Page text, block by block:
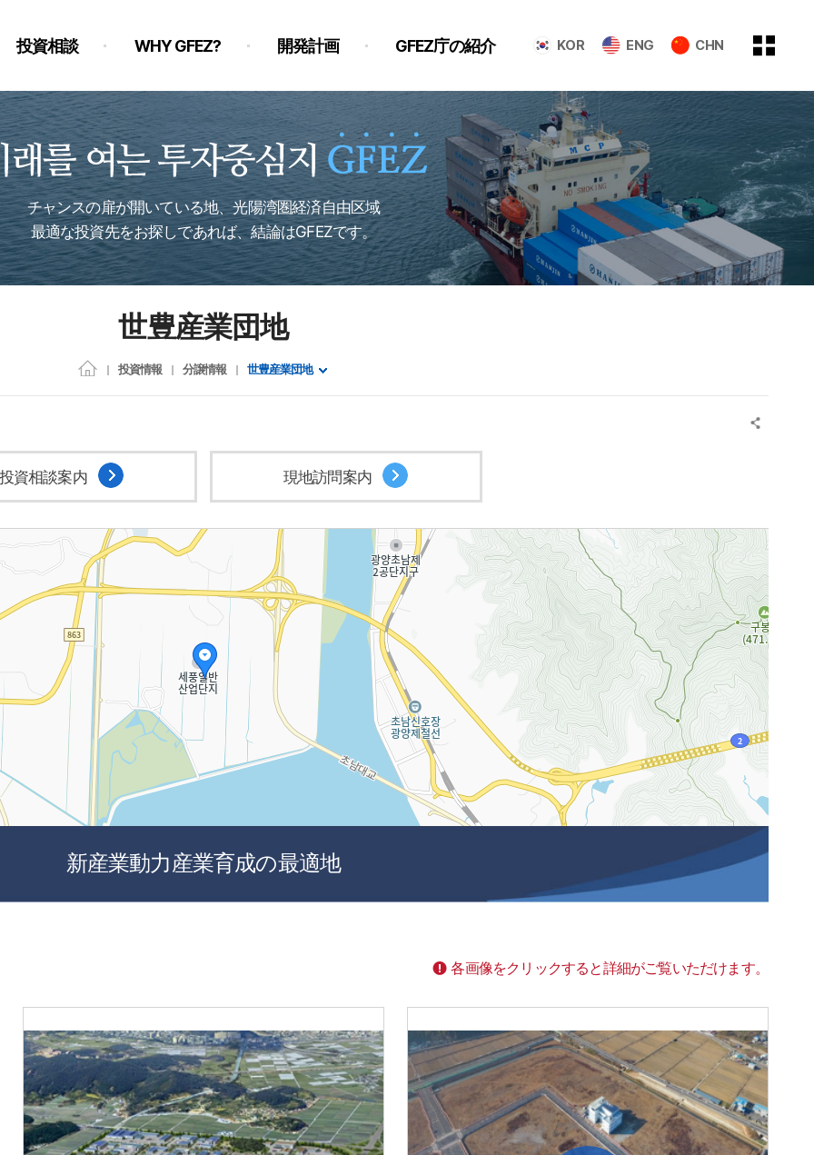
KOR ENG CHN
投資相談 WHY GFEZ? 開発計画 GFEZ庁の紹介
チャンスの扉が開いている地、光陽湾圏経済自由区域
最適な投資先をお探しであれば、結論はGFEZです。
世豊産業団地
投資情報 分譲情報 世豊産業団地
資相談案内 現地訪問案内
新産業動力産業育成の最適地
各画像をクリックすると詳細がご覧いただけます。